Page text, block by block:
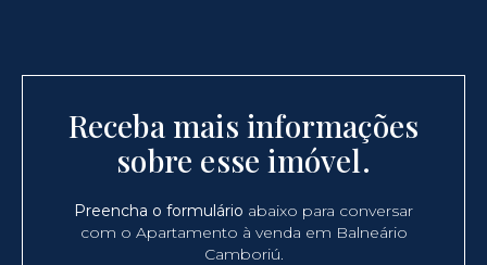
Receba mais informações
sobre esse imóvel.
Preencha o formulário abaixo para conversar
com o Apartamento à venda em Balneário
Camboriú.